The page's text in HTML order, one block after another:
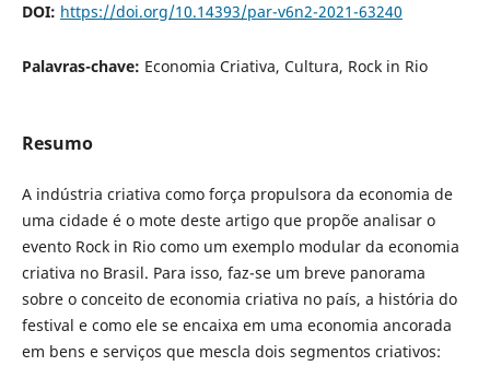
DOI: https://doi.org/10.14393/par-v6n2-2021-63240
Palavras-chave: Economia Criativa, Cultura, Rock in Rio
Resumo
A indústria criativa como força propulsora da economia de
uma cidade é o mote deste artigo que propõe analisar o
evento Rock in Rio como um exemplo modular da economia
criativa no Brasil. Para isso, faz-se um breve panorama
sobre o conceito de economia criativa no país, a história do
festival e como ele se encaixa em uma economia ancorada
em bens e serviços que mescla dois segmentos criativos: